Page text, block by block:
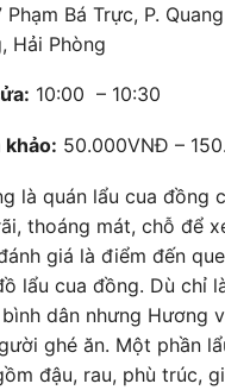
Phạm Bá Trực, P.
Hải Phòng
10:00 – 10:30
khảo: 50.000VNĐ –
là quán lẩu cua đồng
thoáng mát, chỗ để
giá là điểm đến
lẩu cua đồng. Dù chỉ
dân nhưng Hương
ghé ăn. Một phần
đậu, rau, phù trúc,